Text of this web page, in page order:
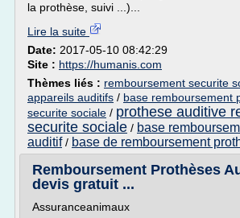
la prothèse, suivi ...)...
Lire la suite
Date: 2017-05-10 08:42:29
Site : https://humanis.com
Thèmes liés : remboursement securite
appareils auditifs / base remboursement
securite sociale / prothese auditive
securite sociale / base
auditif/ base de remboursement
Remboursement Prothèses
devis gratuit ...
Assuranceanimaux